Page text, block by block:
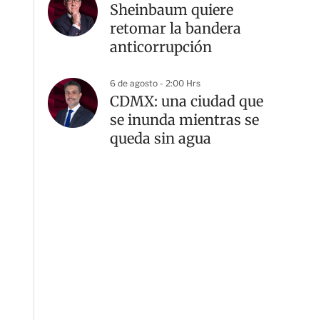
Sheinbaum quiere
retomar la bandera
anticorrupción
6 de agosto - 2:00 Hrs
CDMX: una ciudad que
se inunda mientras se
queda sin agua